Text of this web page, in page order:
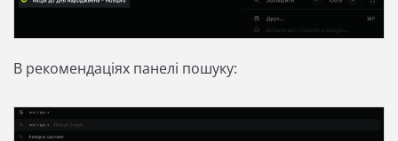
В рекомендаціях панелі пошуку: